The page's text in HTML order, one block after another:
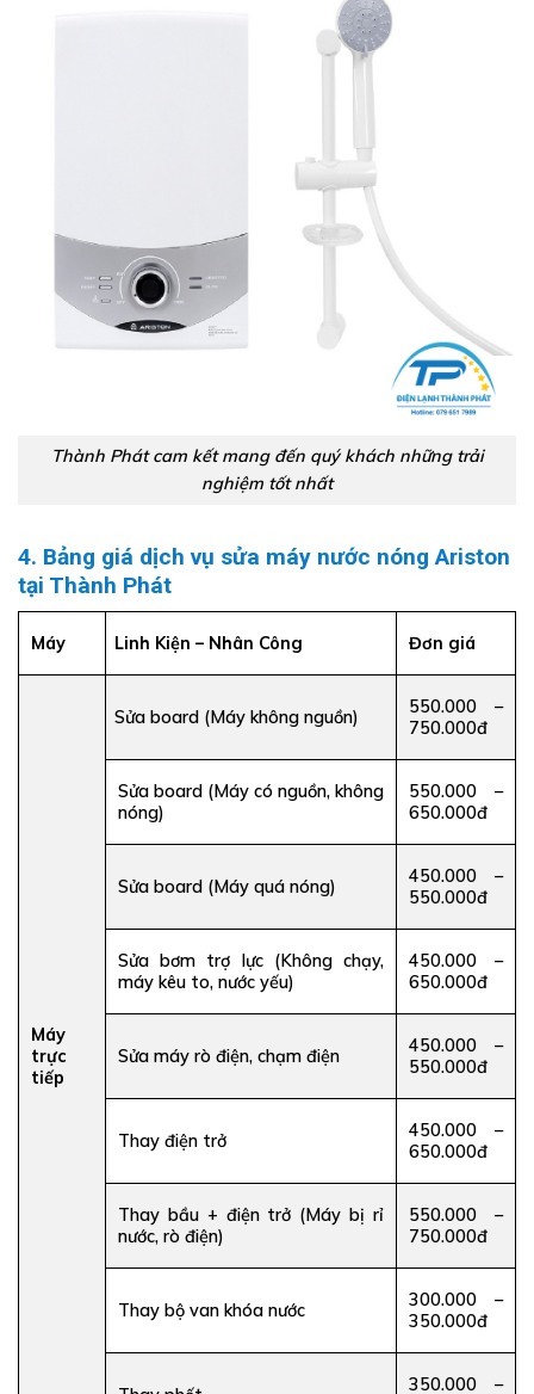
Thành Phát cam kết mang đến quý khách những trải
nghiệm tốt nhất
4. Bảng giá dịch vụ sửa máy nước nóng Ariston
tại Thành Phát
Máy Linh Kiện – Nhân Công Đơn giá
Máy
trực
tiếp
Sửa board (Máy không nguồn)
550.000 –
750.000đ
Sửa board (Máy có nguồn, không
nóng)
550.000 –
650.000đ
Sửa board (Máy quá nóng)
450.000 –
550.000đ
Sửa bơm trợ lực (Không chạy,
máy kêu to, nước yếu)
450.000 –
650.000đ
Sửa máy rò điện, chạm điện
450.000 –
550.000đ
Thay điện trở
450.000 –
650.000đ
Thay bầu + điện trở (Máy bị rỉ
nước, rò điện)
550.000 –
750.000đ
Thay bộ van khóa nước
300.000 –
350.000đ
350.000 –